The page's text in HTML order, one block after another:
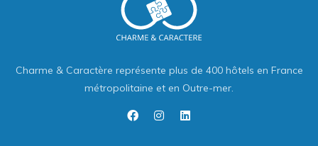
Charme & Caractère représente plus de 400 hôtels en France
métropolitaine et en Outre-mer.